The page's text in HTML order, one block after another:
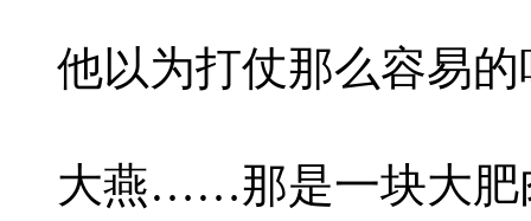
他以为打仗那么容易的
大燕……那是一块大肥